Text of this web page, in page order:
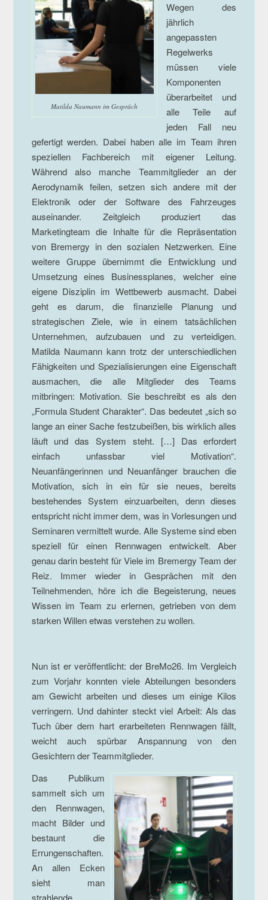
Matilda Naumann im Gespräch
Wegen des
jährlich
angepassten
Regelwerks
müssen viele
Komponenten
überarbeitet und
alle Teile auf
jeden Fall neu
gefertigt werden. Dabei haben alle im Team ihren
speziellen Fachbereich mit eigener Leitung.
Während also manche Teammitglieder an der
Aerodynamik feilen, setzen sich andere mit der
Elektronik oder der Software des Fahrzeuges
auseinander. Zeitgleich produziert das
Marketingteam die Inhalte für die Repräsentation
von Bremergy in den sozialen Netzwerken. Eine
weitere Gruppe übernimmt die Entwicklung und
Umsetzung eines Businessplanes, welcher eine
eigene Disziplin im Wettbewerb ausmacht. Dabei
geht es darum, die finanzielle Planung und
strategischen Ziele, wie in einem tatsächlichen
Unternehmen, aufzubauen und zu verteidigen.
Matilda Naumann kann trotz der unterschiedlichen
Fähigkeiten und Spezialisierungen eine Eigenschaft
ausmachen, die alle Mitglieder des Teams
mitbringen: Motivation. Sie beschreibt es als den
„Formula Student Charakter“. Das bedeutet „sich so
lange an einer Sache festzubeißen, bis wirklich alles
läuft und das System steht. […] Das erfordert
einfach unfassbar viel Motivation“.
Neuanfängerinnen und Neuanfänger brauchen die
Motivation, sich in ein für sie neues, bereits
bestehendes System einzuarbeiten, denn dieses
entspricht nicht immer dem, was in Vorlesungen und
Seminaren vermittelt wurde. Alle Systeme sind eben
speziell für einen Rennwagen entwickelt. Aber
genau darin besteht für Viele im Bremergy Team der
Reiz. Immer wieder in Gesprächen mit den
Teilnehmenden, höre ich die Begeisterung, neues
Wissen im Team zu erlernen, getrieben von dem
starken Willen etwas verstehen zu wollen.
Nun ist er veröffentlicht: der BreMo26. Im Vergleich
zum Vorjahr konnten viele Abteilungen besonders
am Gewicht arbeiten und dieses um einige Kilos
verringern. Und dahinter steckt viel Arbeit: Als das
Tuch über dem hart erarbeiteten Rennwagen fällt,
weicht auch spürbar Anspannung von den
Gesichtern der Teammitglieder.
Das Publikum
sammelt sich um
den Rennwagen,
macht Bilder und
bestaunt die
Errungenschaften.
An allen Ecken
sieht man
strahlende